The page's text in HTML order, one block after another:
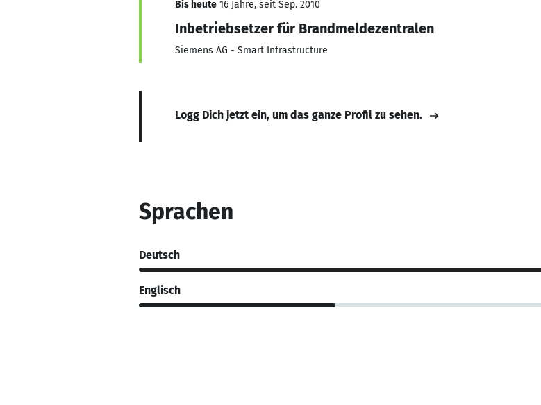
Bis heute 16 Jahre, seit Sep. 2010
Inbetriebsetzer für Brandmeldezentralen
Siemens AG - Smart Infrastructure
Logg Dich jetzt ein, um das ganze Profil zu sehen.
Sprachen
Deutsch
Englisch